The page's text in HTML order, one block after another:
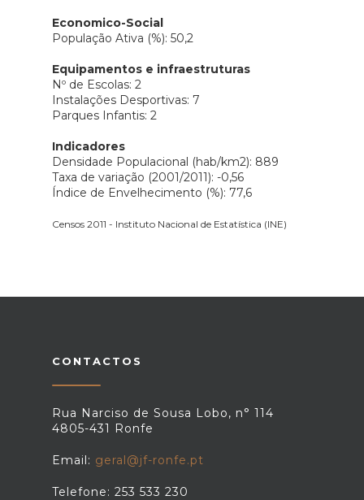
Economico-Social
População Ativa (%): 50,2
Equipamentos e infraestruturas
Nº de Escolas: 2
Instalações Desportivas: 7
Parques Infantis: 2
Indicadores
Densidade Populacional (hab/km2): 889
Taxa de variação (2001/2011): -0,56
Índice de Envelhecimento (%): 77,6
Censos 2011 - Instituto Nacional de Estatística (INE)
CONTACTOS
Rua Narciso de Sousa Lobo, n° 114
4805-431 Ronfe
Email: geral@jf-ronfe.pt
Telefone: 253 533 230